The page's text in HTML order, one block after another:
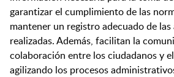
garantizar el cumplimiento de las
mantener un registro adecuado de
realizadas. Además, facilitan la
colaboración entre los ciudadanos y
agilizando los procesos